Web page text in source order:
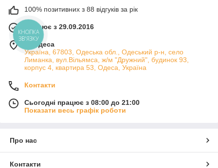
100% позитивних з 88 відгуків за рік
Працює з 29.09.2016
м. Одеса
Україна, 67803, Одеська обл., Одеський р-н, село
Лиманка, вул.Вільямса, ж/м "Дружний", будинок 93,
корпус 4, квартира 53, Одеса, Україна
Контакти
Сьогодні працює з 08:00 до 21:00
Показати весь графік роботи
Про нас
Контакти
КНОПКА
ЗВ'ЯЗКУ